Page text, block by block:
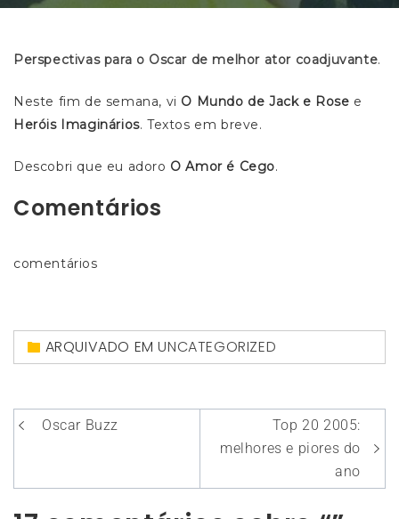
Perspectivas para o Oscar de melhor ator coadjuvante.
Neste fim de semana, vi O Mundo de Jack e Rose e
Heróis Imaginários. Textos em breve.
Descobri que eu adoro O Amor é Cego.
Comentários
comentários
ARQUIVADO EMUNCATEGORIZED
Navegação
Post
Oscar Buzz
Top 20 2005:
melhores e piores do
ano